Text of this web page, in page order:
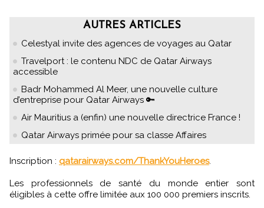
AUTRES ARTICLES
Celestyal invite des agences de voyages au Qatar
Travelport : le contenu NDC de Qatar Airways
accessible
Badr Mohammed Al Meer, une nouvelle culture
d’entreprise pour Qatar Airways 🔑
Air Mauritius a (enfin) une nouvelle directrice France !
Qatar Airways primée pour sa classe Affaires
Inscription : qatarairways.com/ThankYouHeroes.
Les professionnels de santé du monde entier sont
éligibles à cette offre limitée aux 100 000 premiers inscrits.